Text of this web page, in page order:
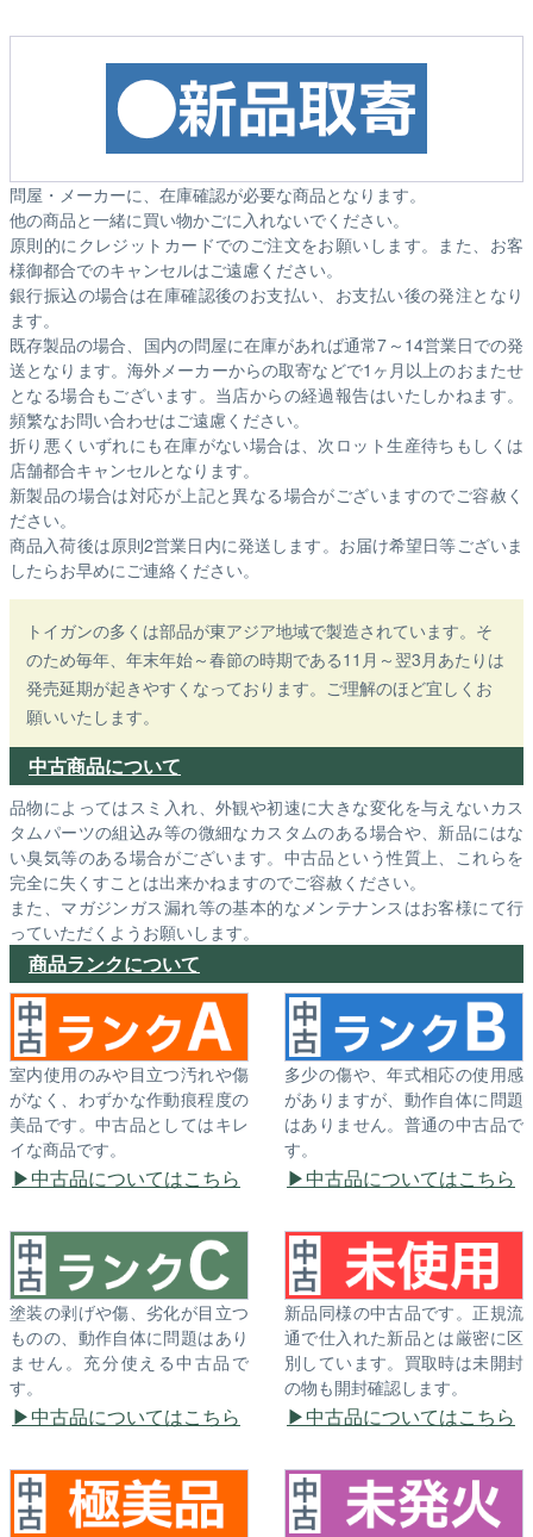
問屋・メーカーに、在庫確認が必要な商品となります。
他の商品と一緒に買い物かごに入れないでください。
原則的にクレジットカードでのご注文をお願いします。また、お客
様御都合でのキャンセルはご遠慮ください。
銀行振込の場合は在庫確認後のお支払い、お支払い後の発注となり
ます。
既存製品の場合、国内の問屋に在庫があれば通常7～14営業日での発
送となります。海外メーカーからの取寄などで1ヶ月以上のおまたせ
となる場合もございます。 当店からの経過報告はいたしかねます。
頻繁なお問い合わせはご遠慮ください。
折り悪くいずれにも在庫がない場合は、次ロット生産待ちもしくは
店舗都合キャンセルとなります。
新製品の場合は対応が上記と異なる場合がございますのでご容赦く
ださい。
商品入荷後は原則2営業日内に発送します。お届け希望日等ございま
したらお早めにご連絡ください。
トイガンの多くは部品が東アジア地域で製造されています。そ
のため毎年、年末年始～春節の時期である11月～翌3月あたりは
発売延期が起きやすくなっております。ご理解のほど宜しくお
願いいたします。
中古商品について
品物によってはスミ入れ、外観や初速に大きな変化を与えないカス
タムパーツの組込み等の微細なカスタムのある場合や、新品にはな
い臭気等のある場合がございます。中古品という性質上、これらを
完全に失くすことは出来かねますのでご容赦ください。
また、マガジンガス漏れ等の基本的なメンテナンスはお客様にて行
っていただくようお願いします。
商品ランクについて
室内使用のみや目立つ汚れや傷
がなく、わずかな作動痕程度の
美品です。中古品としてはキレ
イな商品です。
中古品についてはこちら
多少の傷や、年式相応の使用感
がありますが、動作自体に問題
はありません。普通の中古品で
す。
中古品についてはこちら
塗装の剥げや傷、劣化が目立つ
ものの、動作自体に問題はあり
ません。充分使える中古品で
す。
中古品についてはこちら
新品同様の中古品です。正規流
通で仕入れた新品とは厳密に区
別しています。買取時は未開封
の物も開封確認します。
中古品についてはこちら